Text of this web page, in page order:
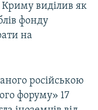
Криму виділив як
фонду
на
російською
форуму» 17